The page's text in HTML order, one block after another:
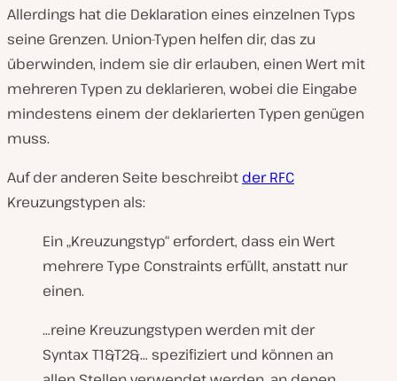
Allerdings hat die Deklaration eines einzelnen Typs
seine Grenzen. Union-Typen helfen dir, das zu
überwinden, indem sie dir erlauben, einen Wert mit
mehreren Typen zu deklarieren, wobei die Eingabe
mindestens einem der deklarierten Typen genügen
muss.
Auf der anderen Seite beschreibt der RFC
Kreuzungstypen als:
Ein „Kreuzungstyp“ erfordert, dass ein Wert
mehrere Type Constraints erfüllt, anstatt nur
einen.
…reine Kreuzungstypen werden mit der
Syntax T1&T2&… spezifiziert und können an